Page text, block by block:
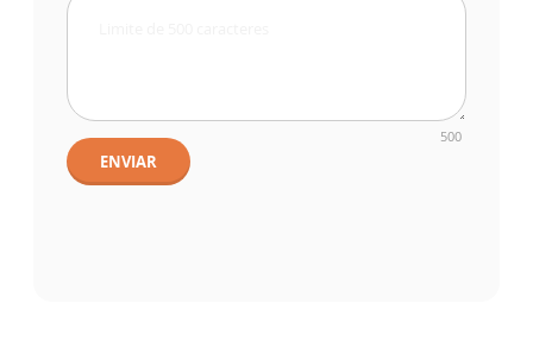
500
ENVIAR